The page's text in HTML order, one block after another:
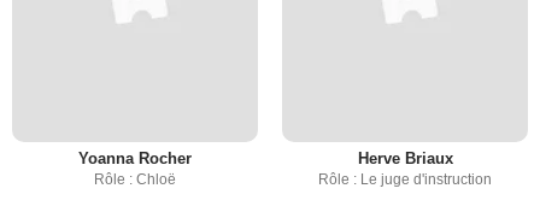
Yoanna Rocher
Rôle : Chloë
Herve Briaux
Rôle : Le juge d'instruction